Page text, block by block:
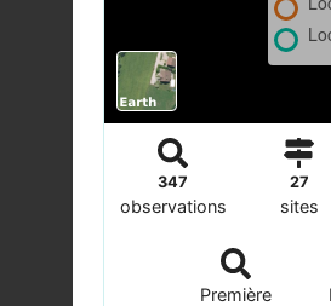
347
observations
27
sites
Première